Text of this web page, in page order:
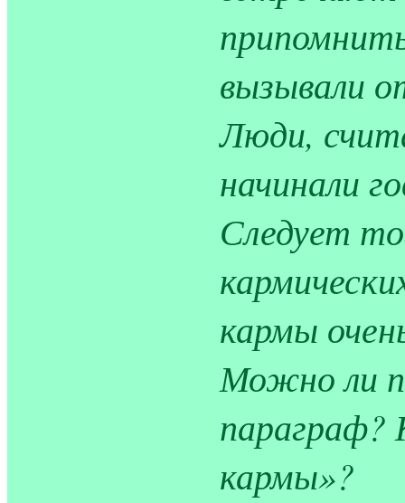
вызывали
Люди,
начинали
Следует
кармы
Можно ли
параграф?
кармы»?